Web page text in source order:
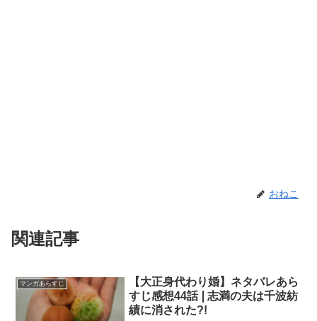
おねこ
関連記事
マンガあらすじ
【大正身代わり婚】ネタバレあら
すじ感想44話❘志満の夫は千波紡
績に消された?!